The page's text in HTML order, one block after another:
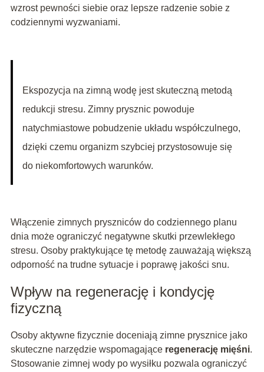
wzrost pewności siebie oraz lepsze radzenie sobie z
codziennymi wyzwaniami.
Ekspozycja na zimną wodę jest skuteczną metodą
redukcji stresu. Zimny prysznic powoduje
natychmiastowe pobudzenie układu współczulnego,
dzięki czemu organizm szybciej przystosowuje się
do niekomfortowych warunków.
Włączenie zimnych pryszniców do codziennego planu
dnia może ograniczyć negatywne skutki przewlekłego
stresu. Osoby praktykujące tę metodę zauważają większą
odporność na trudne sytuacje i poprawę jakości snu.
Wpływ na regenerację i kondycję
fizyczną
Osoby aktywne fizycznie doceniają zimne prysznice jako
skuteczne narzędzie wspomagające regenerację mięśni.
Stosowanie zimnej wody po wysiłku pozwala ograniczyć